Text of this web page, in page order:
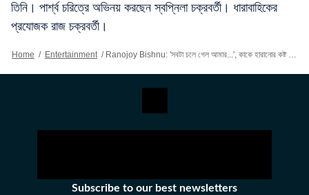
তিনি। পার্শ্ব চরিত্রে অভিনয় করছেন স্বপ্নিলা চক্রবর্তী। ধারাবাহিকের
প্রযোজক রাজ চক্রবর্তী।
Home / Entertainment / Ranojoy Bishnu: 'সবটা চলে গেল আমার...', কাকে হারানোর কষ্ট এখনও তাড়া করে বেড়ায় রণজয়কে?
Subscribe to our best newsletters